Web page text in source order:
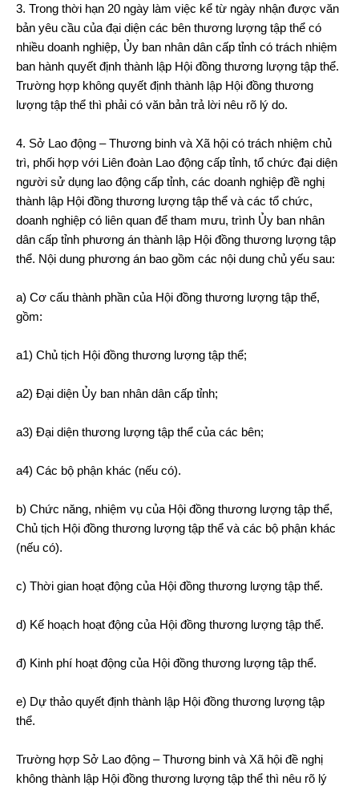
3. Trong thời hạn 20 ngày làm việc kể từ ngày nhận được văn
bản yêu cầu của đại diện các bên thương lượng tập thể có
nhiều doanh nghiệp, Ủy ban nhân dân cấp tỉnh có trách nhiệm
ban hành quyết định thành lập Hội đồng thương lượng tập thể.
Trường hợp không quyết định thành lập Hội đồng thương
lượng tập thể thì phải có văn bản trả lời nêu rõ lý do.
4. Sở Lao động – Thương binh và Xã hội có trách nhiệm chủ
trì, phối hợp với Liên đoàn Lao động cấp tỉnh, tổ chức đại diện
người sử dụng lao động cấp tỉnh, các doanh nghiệp đề nghị
thành lập Hội đồng thương lượng tập thể và các tổ chức,
doanh nghiệp có liên quan để tham mưu, trình Ủy ban nhân
dân cấp tỉnh phương án thành lập Hội đồng thương lượng tập
thể. Nội dung phương án bao gồm các nội dung chủ yếu sau:
a) Cơ cấu thành phần của Hội đồng thương lượng tập thể,
gồm:
a1) Chủ tịch Hội đồng thương lượng tập thể;
a2) Đại diện Ủy ban nhân dân cấp tỉnh;
a3) Đại diện thương lượng tập thể của các bên;
a4) Các bộ phận khác (nếu có).
b) Chức năng, nhiệm vụ của Hội đồng thương lượng tập thể,
Chủ tịch Hội đồng thương lượng tập thể và các bộ phận khác
(nếu có).
c) Thời gian hoạt động của Hội đồng thương lượng tập thể.
d) Kế hoạch hoạt động của Hội đồng thương lượng tập thể.
đ) Kinh phí hoạt động của Hội đồng thương lượng tập thể.
e) Dự thảo quyết định thành lập Hội đồng thương lượng tập
thể.
Trường hợp Sở Lao động – Thương binh và Xã hội đề nghị
không thành lập Hội đồng thương lượng tập thể thì nêu rõ lý